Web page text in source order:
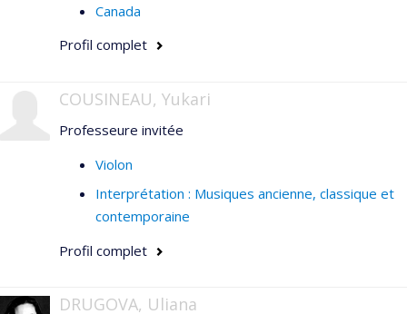
Canada
Profil complet
COUSINEAU, Yukari
Professeure invitée
Violon
Interprétation : Musiques ancienne, classique et
contemporaine
Profil complet
DRUGOVA, Uliana